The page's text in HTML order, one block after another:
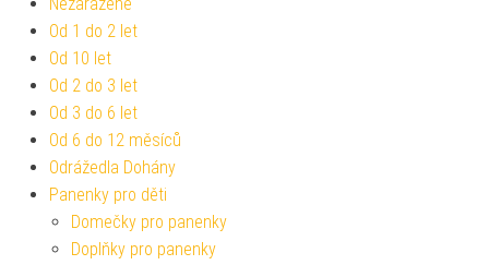
Od 1 do 2 let
Od 10 let
Od 2 do 3 let
Od 3 do 6 let
Od 6 do 12 měsíců
Odrážedla Dohány
Panenky pro děti
Domečky pro panenky
Doplňky pro panenky